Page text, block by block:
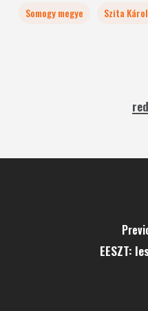
Somogy megye
Szita
EESZT: